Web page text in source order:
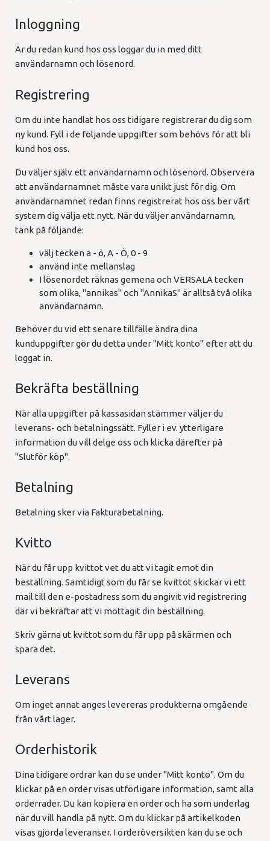
Inloggning
Är du redan kund hos oss loggar du in med ditt
användarnamn och lösenord.
Registrering
Om du inte handlat hos oss tidigare registrerar du dig som
ny kund. Fyll i de följande uppgifter som behövs för att bli
kund hos oss.
Du väljer själv ett användarnamn och lösenord. Observera
att användarnamnet måste vara unikt just för dig. Om
användarnamnet redan finns registrerat hos oss ber vårt
system dig välja ett nytt. När du väljer användarnamn,
tänk på följande:
välj tecken a - ö, A - Ö, 0 - 9
använd inte mellanslag
I lösenordet räknas gemena och VERSALA tecken
som olika, "annikas" och "AnnikaS" är alltså två olika
användarnamn.
Behöver du vid ett senare tillfälle ändra dina
kunduppgifter gör du detta under "Mitt konto" efter att du
loggat in.
Bekräfta beställning
När alla uppgifter på kassasidan stämmer väljer du
leverans- och betalningssätt. Fyller i ev. ytterligare
information du vill delge oss och klicka därefter på
"Slutför köp".
Betalning
Betalning sker via Fakturabetalning.
Kvitto
När du får upp kvittot vet du att vi tagit emot din
beställning. Samtidigt som du får se kvittot skickar vi ett
mail till den e-postadress som du angivit vid registrering
där vi bekräftar att vi mottagit din beställning.
Skriv gärna ut kvittot som du får upp på skärmen och
spara det.
Leverans
Om inget annat anges levereras produkterna omgående
från vårt lager.
Orderhistorik
Dina tidigare ordrar kan du se under "Mitt konto". Om du
klickar på en order visas utförligare information, samt alla
orderrader. Du kan kopiera en order och ha som underlag
när du vill handla på nytt. Om du klickar på artikelkoden
visas gjorda leveranser. I orderöversikten kan du se och